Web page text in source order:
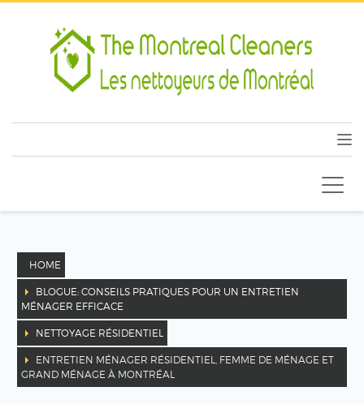
HOME
BLOGUE: CONSEILS PRATIQUES POUR UN ENTRETIEN
MÉNAGER EFFICACE
NETTOYAGE RÉSIDENTIEL
ENTRETIEN MÉNAGER RÉSIDENTIEL, FEMME DE MÉNAGE ET
GRAND MÉNAGE À MONTRÉAL